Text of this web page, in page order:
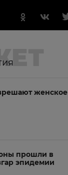
женское
прошли в
эпидемии